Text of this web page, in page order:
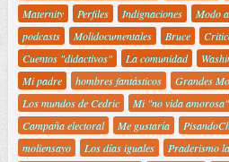
Maternity
Perfiles Indignaciones Modo
podcasts
Molidocumentales Bruce
Cuentos "didactivos"
La comunidad
Mi padre
hombres fantásticos
Grandes
Los mundos de Cedric
Mi "no vida amorosa"
Campaña electoral
Me gustaría
moliensayo
Los días iguales Praderismo